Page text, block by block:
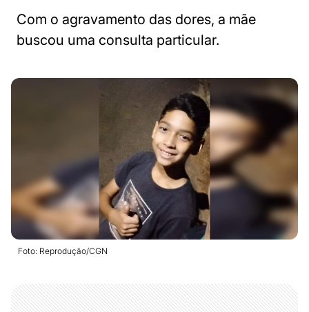
Com o agravamento das dores, a mãe
buscou uma consulta particular.
Foto: Reprodução/CGN